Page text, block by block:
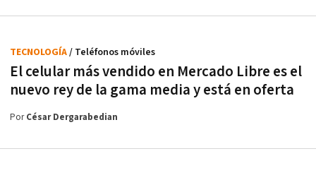
El celular más vendido en Mercado Libre es el
nuevo rey de la gama media y está en oferta
TECNOLOGÍA/ Teléfonos móviles
PorCésar Dergarabedian